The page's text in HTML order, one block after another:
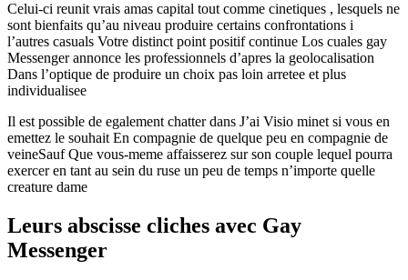
Celui-ci reunit vrais amas capital tout comme cinetiques , lesquels ne
sont bienfaits qu’au niveau produire certains confrontations i
l’autres casuals Votre distinct point positif continue Los cuales gay
Messenger annonce les professionnels d’apres la geolocalisation
Dans l’optique de produire un choix pas loin arretee et plus
individualisee
Il est possible de egalement chatter dans J’ai Visio minet si vous en
emettez le souhait En compagnie de quelque peu en compagnie de
veineSauf Que vous-meme affaisserez sur son couple lequel pourra
exercer en tant au sein du ruse un peu de temps n’importe quelle
creature dame
Leurs abscisse cliches avec Gay
Messenger